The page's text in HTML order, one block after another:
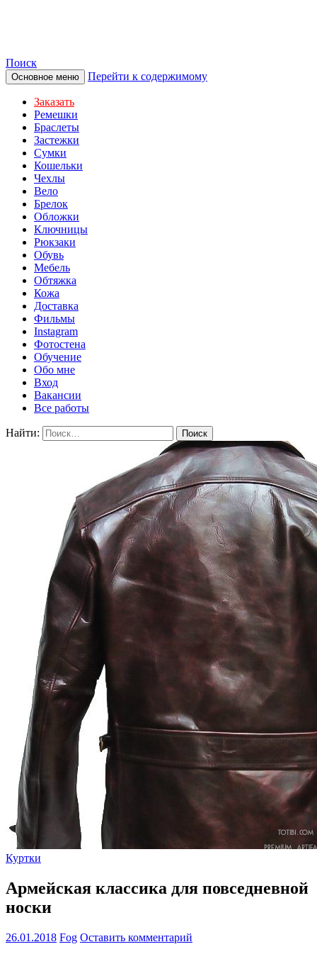
Поиск
Основное меню Перейти к содержимому
Заказать
Ремешки
Браслеты
Застежки
Сумки
Кошельки
Чехлы
Вело
Брелок
Обложки
Ключницы
Рюкзаки
Обувь
Мебель
Обтяжка
Кожа
Доставка
Фильмы
Instagram
Фотостена
Обучение
Обо мне
Вход
Вакансии
Все работы
Найти:
Куртки
Армейская классика для повседневной
носки
26.01.2018 Fog Оставить комментарий